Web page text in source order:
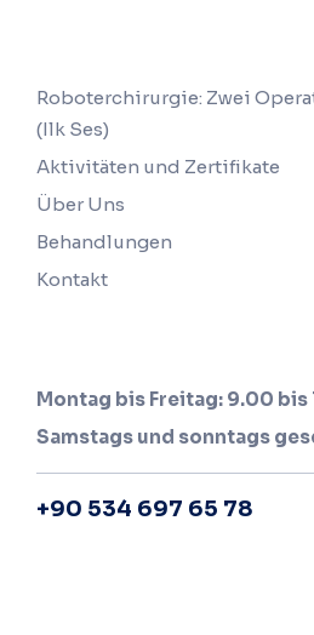
Roboterchirurgie: Zwei
(Ilk Ses)
Aktivitäten und Zertifikate
Über Uns
Behandlungen
Kontakt
Montag bis Freitag: 9.00 bis
Samstags und sonntags
+90 534 697 65 78